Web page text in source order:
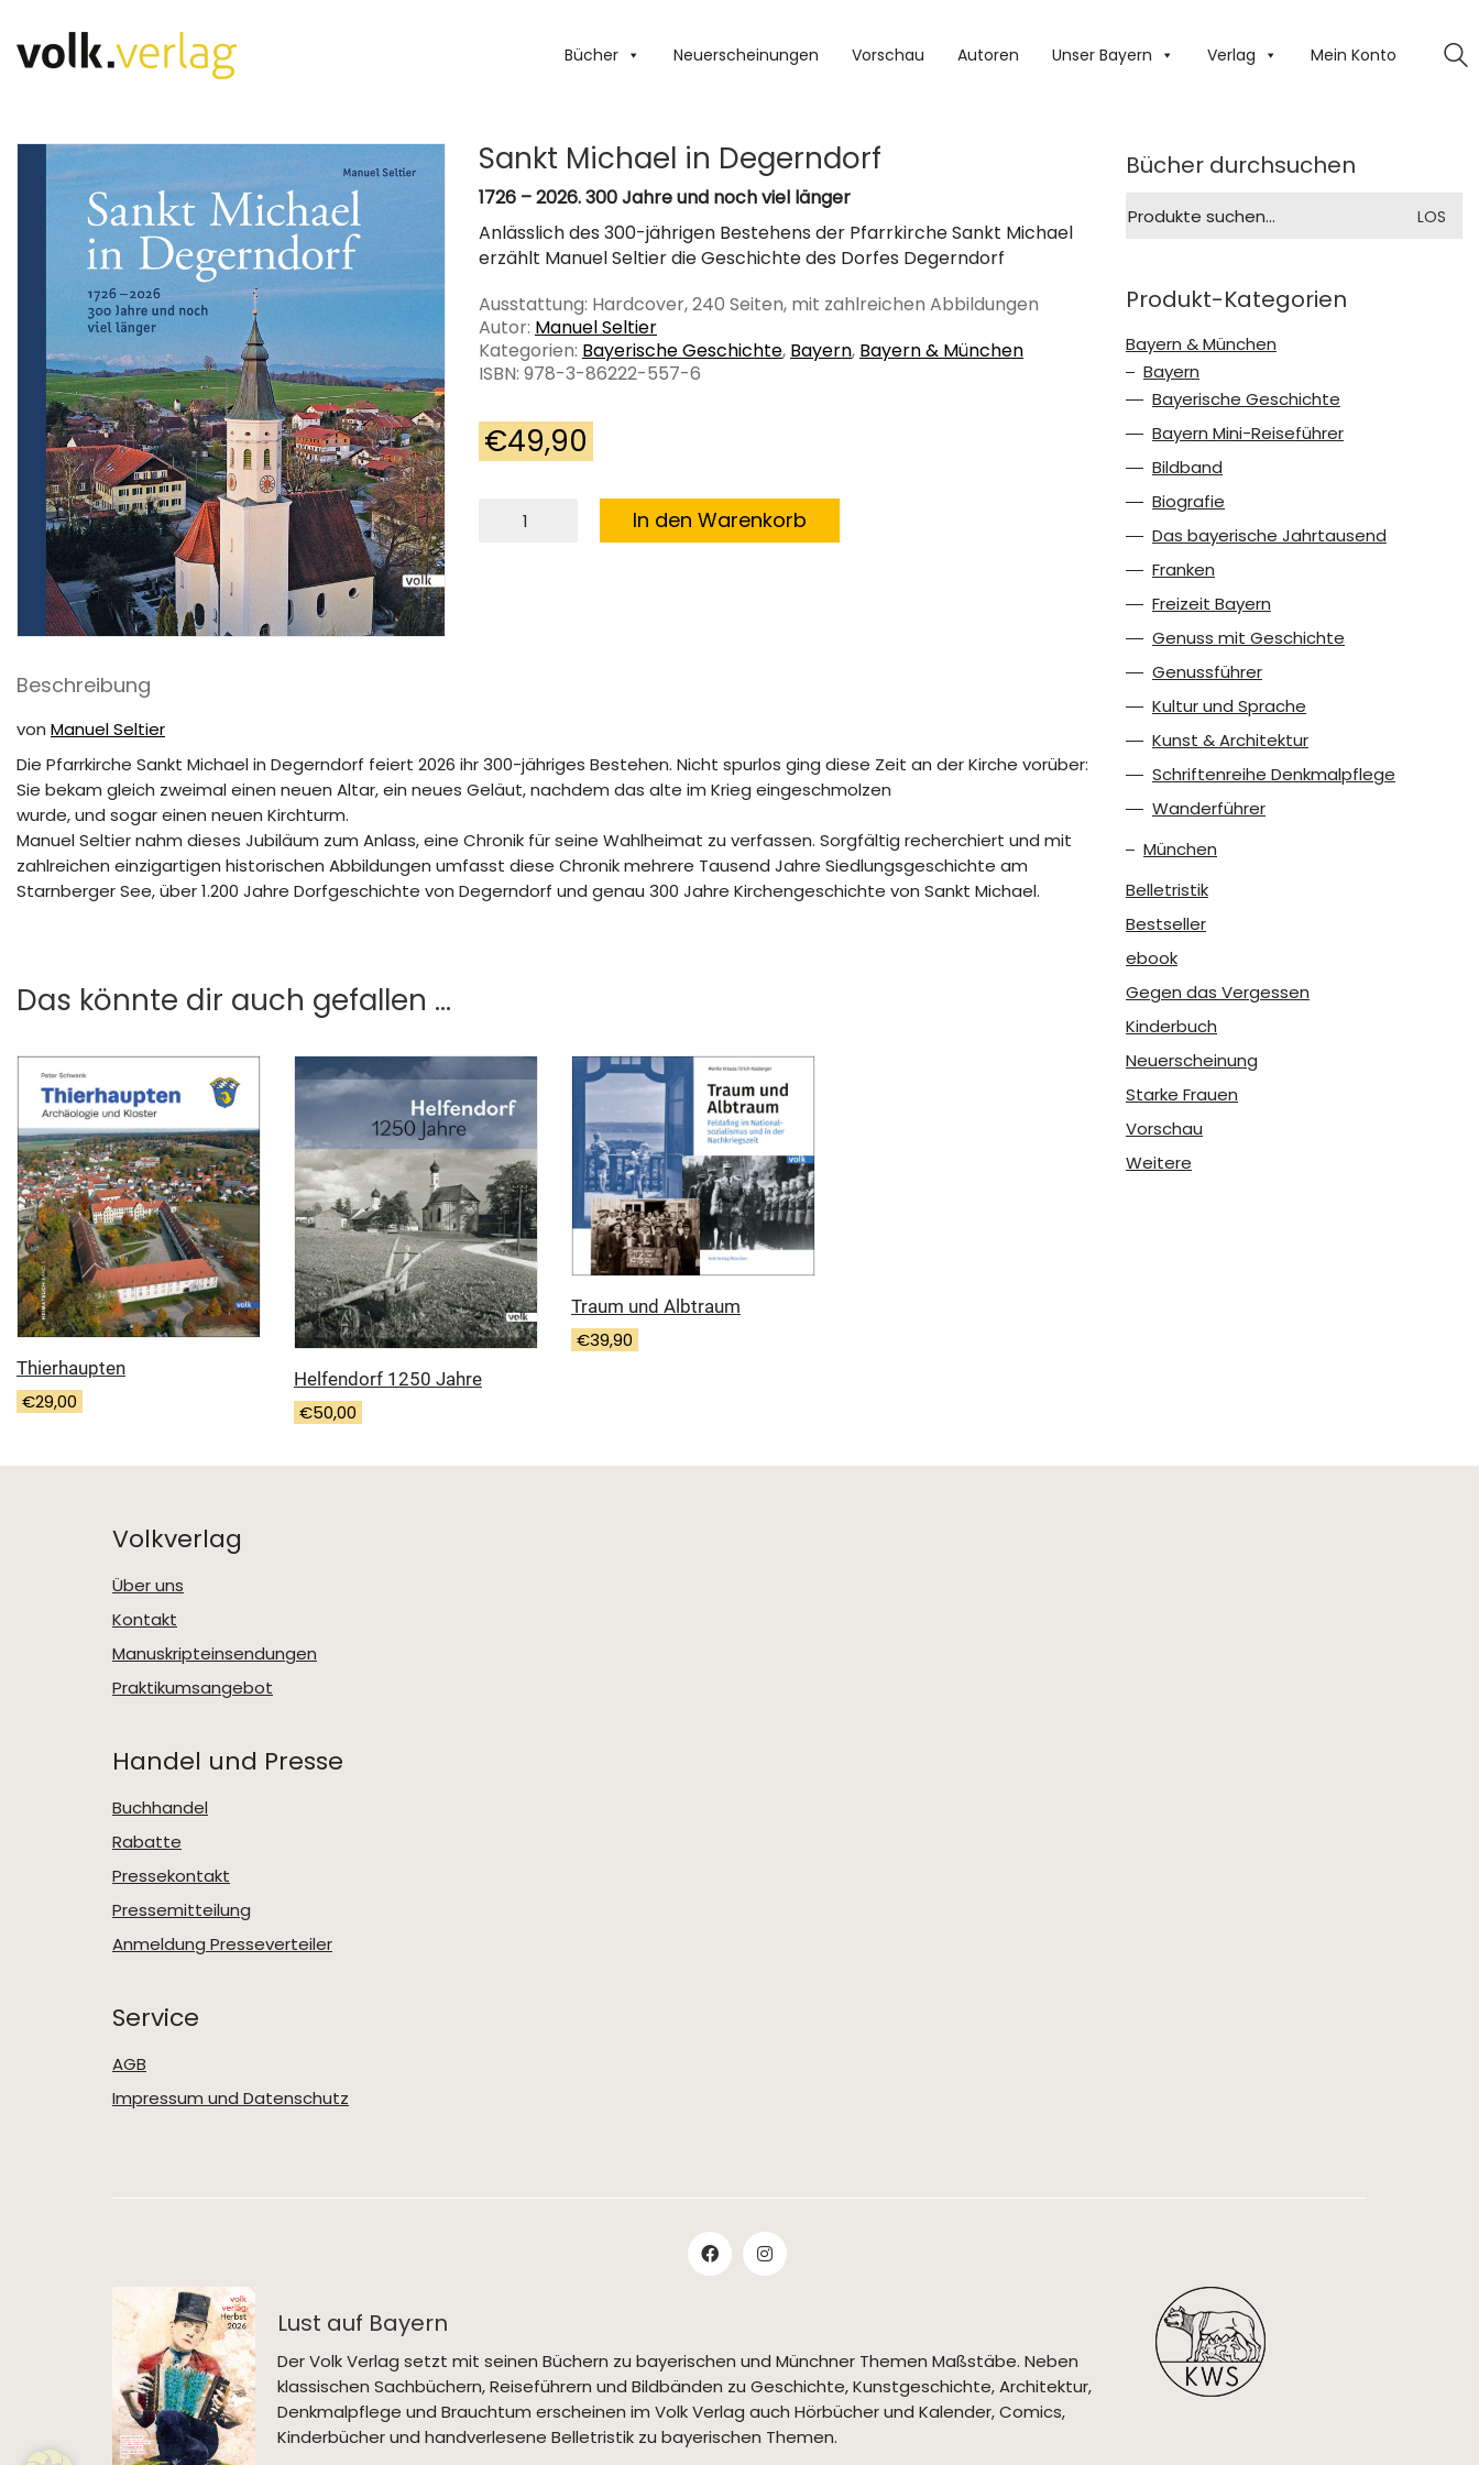
Bücher Neuerscheinungen Vorschau Autoren Unser Bayern Verlag Mein Konto
Sankt Michael in Degerndorf
1726 – 2026. 300 Jahre und noch viel länger
Anlässlich des 300-jährigen Bestehens der Pfarrkirche Sankt Michael
erzählt Manuel Seltier die Geschichte des Dorfes Degerndorf
Ausstattung: Hardcover, 240 Seiten, mit zahlreichen Abbildungen
Autor: Manuel Seltier
Kategorien: Bayerische Geschichte, Bayern, Bayern & München
ISBN: 978-3-86222-557-6
€49,90
Michael
In den Warenkorb
Beschreibung
von Manuel Seltier
Die Pfarrkirche Sankt Michael in Degerndorf feiert 2026 ihr 300-jähriges Bestehen. Nicht spurlos ging diese Zeit an der Kirche vorüber:
Sie bekam gleich zweimal einen neuen Altar, ein neues Geläut, nachdem das alte im Krieg eingeschmolzen
wurde, und sogar einen neuen Kirchturm.
Manuel Seltier nahm dieses Jubiläum zum Anlass, eine Chronik für seine Wahlheimat zu verfassen. Sorgfältig recherchiert und mit
zahlreichen einzigartigen historischen Abbildungen umfasst diese Chronik mehrere Tausend Jahre Siedlungsgeschichte am
Starnberger See, über 1.200 Jahre Dorfgeschichte von Degerndorf und genau 300 Jahre Kirchengeschichte von Sankt Michael.
Das könnte dir auch gefallen …
Thierhaupten
€29,00
Helfendorf 1250 Jahre
€50,00
Traum und Albtraum
€39,90
Bücher durchsuchen
nach:
LOS
Produkt-Kategorien
Bayern & München
Bayern
Bayerische Geschichte
Bayern Mini-Reiseführer
Bildband
Biografie
Das bayerische Jahrtausend
Franken
Freizeit Bayern
Genuss mit Geschichte
Genussführer
Kultur und Sprache
Kunst & Architektur
Schriftenreihe Denkmalpflege
Wanderführer
München
Belletristik
Bestseller
ebook
Gegen das Vergessen
Kinderbuch
Neuerscheinung
Starke Frauen
Vorschau
Weitere
Volkverlag
Über uns
Kontakt
Manuskripteinsendungen
Praktikumsangebot
Handel und Presse
Buchhandel
Rabatte
Pressekontakt
Pressemitteilung
Anmeldung Presseverteiler
Service
AGB
Impressum und Datenschutz
Lust auf Bayern
Der Volk Verlag setzt mit seinen Büchern zu bayerischen und Münchner Themen Maßstäbe. Neben
klassischen Sachbüchern, Reiseführern und Bildbänden zu Geschichte, Kunstgeschichte, Architektur,
Denkmalpflege und Brauchtum erscheinen im Volk Verlag auch Hörbücher und Kalender, Comics,
Kinderbücher und handverlesene Belletristik zu bayerischen Themen.